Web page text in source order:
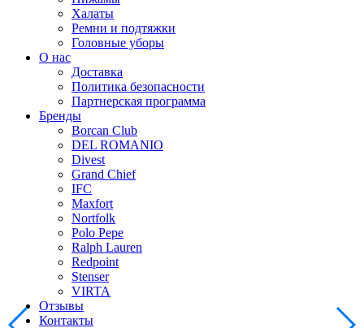
Халаты
Ремни и подтяжки
Головные уборы
О нас
Доставка
Политика безопасности
Партнерская программа
Бренды
Borcan Club
DEL ROMANIO
Divest
Grand Chief
IFC
Maxfort
Nortfolk
Polo Pepe
Ralph Lauren
Redpoint
Stenser
VIRTA
Отзывы
Контакты